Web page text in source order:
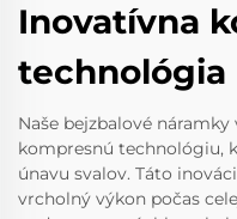
Inovatívna
technológia
Naše bejzbalové
kompresnú technológiu,
únavu svalov. Táto
vrcholný výkon počas